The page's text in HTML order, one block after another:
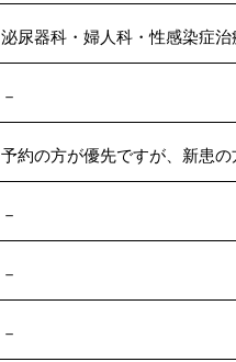
泌尿器科・婦人科・性感染症
－
予約の方が優先ですが、新患
－
－
－